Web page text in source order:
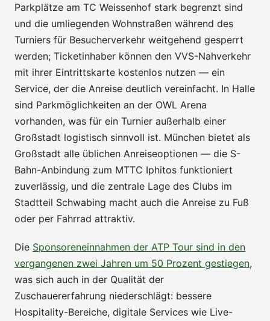
Parkplätze am TC Weissenhof stark begrenzt sind
und die umliegenden Wohnstraßen während des
Turniers für Besucherverkehr weitgehend gesperrt
werden; Ticketinhaber können den VVS-Nahverkehr
mit ihrer Eintrittskarte kostenlos nutzen — ein
Service, der die Anreise deutlich vereinfacht. In Halle
sind Parkmöglichkeiten an der OWL Arena
vorhanden, was für ein Turnier außerhalb einer
Großstadt logistisch sinnvoll ist. München bietet als
Großstadt alle üblichen Anreiseoptionen — die S-
Bahn-Anbindung zum MTTC Iphitos funktioniert
zuverlässig, und die zentrale Lage des Clubs im
Stadtteil Schwabing macht auch die Anreise zu Fuß
oder per Fahrrad attraktiv.
Die Sponsoreneinnahmen der ATP Tour sind in den
vergangenen zwei Jahren um 50 Prozent gestiegen,
was sich auch in der Qualität der
Zuschauererfahrung niederschlägt: bessere
Hospitality-Bereiche, digitale Services wie Live-